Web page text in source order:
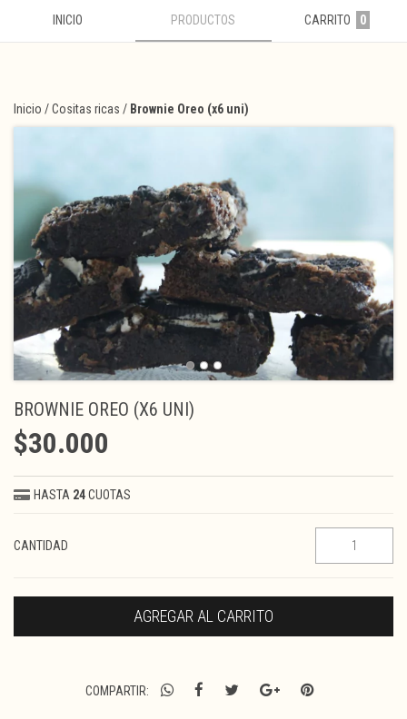
INICIO PRODUCTOS CARRITO 0
Inicio /Cositas ricas / Brownie Oreo (x6 uni)
BROWNIE OREO (X6 UNI)
$30.000
HASTA 24CUOTAS
CANTIDAD
COMPARTIR: